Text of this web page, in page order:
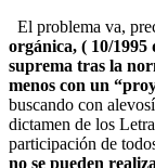
El problema va,
orgánica, ( 10/1995
suprema tras la
menos con un
buscando con
dictamen de los
participación de
no se pueden